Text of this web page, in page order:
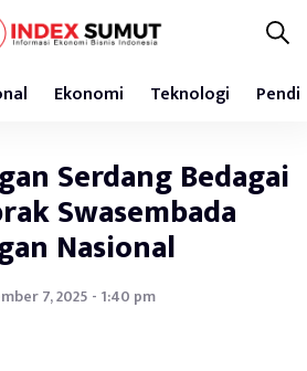
Ekonomi Teknologi
Serdang Bedagai
Swasembada
Nasional
7, 2025 - 1:40 pm